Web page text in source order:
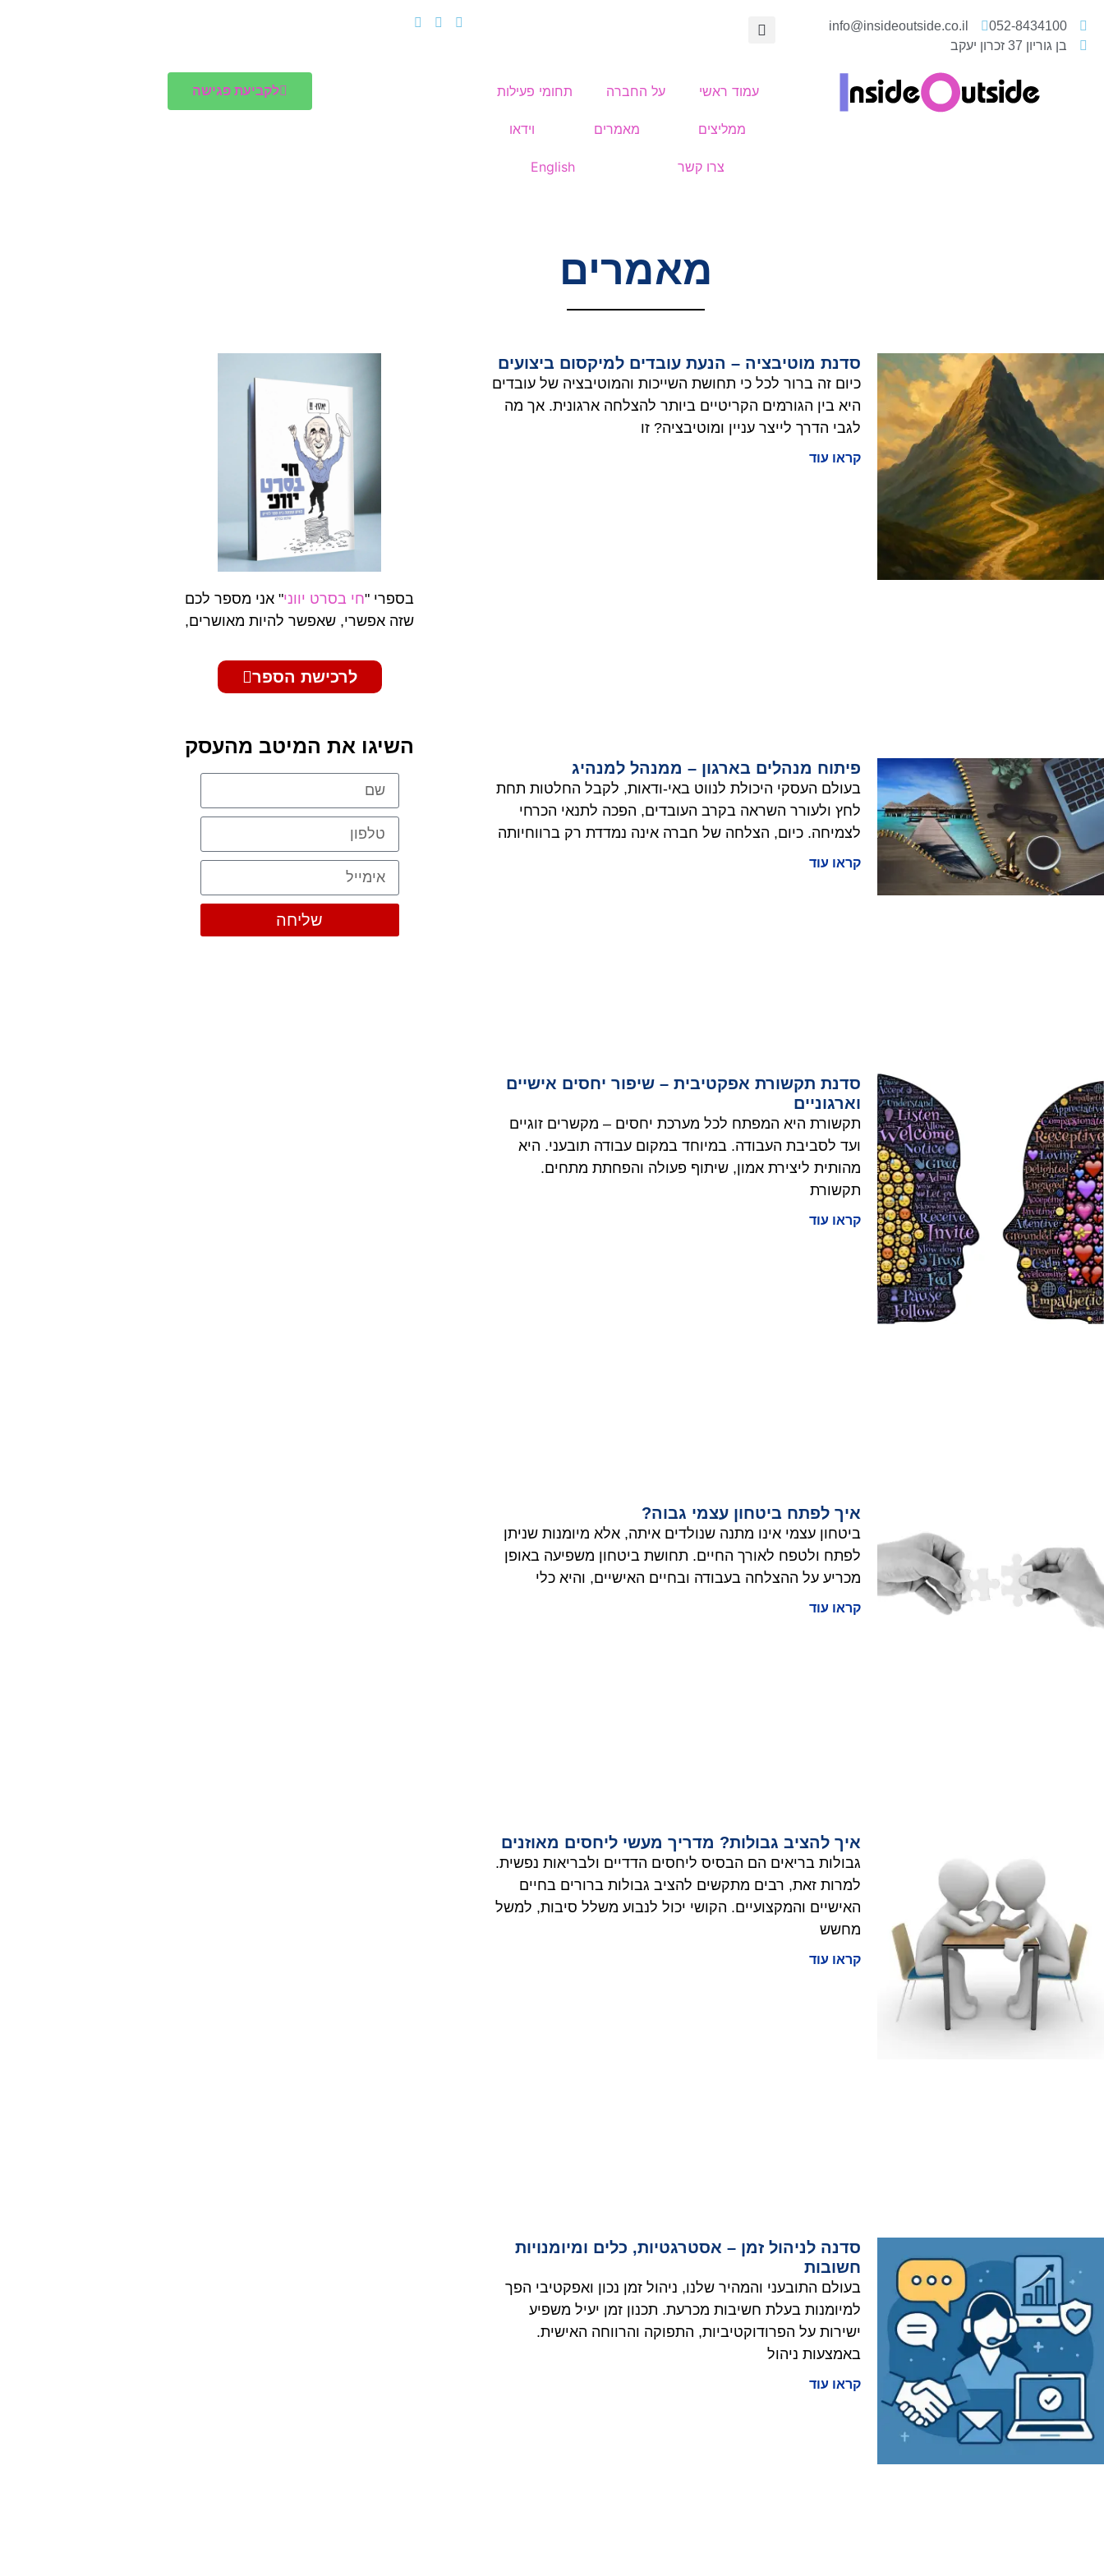
052-8434100
info@insideoutside.co.il
בן גוריון 37 זכרון יעקב
עמוד ראשי על החברה תחומי פעילות
ממליצים מאמרים וידאו
צרו קשר English
לקביעת פגישה
מאמרים
סדנת מוטיבציה – הנעת עובדים למיקסום ביצועים
כיום זה ברור לכל כי תחושת השייכות והמוטיבציה של עובדים
היא בין הגורמים הקריטיים ביותר להצלחה ארגונית. אך מה
לגבי הדרך לייצר עניין ומוטיבציה? זו
קראו עוד
פיתוח מנהלים בארגון – ממנהל למנהיג
בעולם העסקי היכולת לנווט באי-ודאות, לקבל החלטות תחת
לחץ ולעורר השראה בקרב העובדים, הפכה לתנאי הכרחי
לצמיחה. כיום, הצלחה של חברה אינה נמדדת רק ברווחיותה
קראו עוד
סדנת תקשורת אפקטיבית – שיפור יחסים אישיים
וארגוניים
תקשורת היא המפתח לכל מערכת יחסים – מקשרים זוגיים
ועד לסביבת העבודה. במיוחד במקום עבודה תובעני. היא
מהותית ליצירת אמון, שיתוף פעולה והפחתת מתחים.
תקשורת
קראו עוד
איך לפתח ביטחון עצמי גבוה?
ביטחון עצמי אינו מתנה שנולדים איתה, אלא מיומנות שניתן
לפתח ולטפח לאורך החיים. תחושת ביטחון משפיעה באופן
מכריע על ההצלחה בעבודה ובחיים האישיים, והיא כלי
קראו עוד
איך להציב גבולות? מדריך מעשי ליחסים מאוזנים
גבולות בריאים הם הבסיס ליחסים הדדיים ולבריאות נפשית.
למרות זאת, רבים מתקשים להציב גבולות ברורים בחיים
האישיים והמקצועיים. הקושי יכול לנבוע משלל סיבות, למשל
מחשש
קראו עוד
סדנה לניהול זמן – אסטרגטיות, כלים ומיומנויות
חשובות
בעולם התובעני והמהיר שלנו, ניהול זמן נכון ואפקטיבי הפך
למיומנות בעלת חשיבות מכרעת. תכנון זמן יעיל משפיע
ישירות על הפרודוקטיביות, התפוקה והרווחה האישית.
באמצעות ניהול
קראו עוד
בספרי "חי בסרט יווני" אני מספר לכם
שזה אפשרי, שאפשר להיות מאושרים,
לרכישת הספר
השיגו את המיטב מהעסק
שליחה